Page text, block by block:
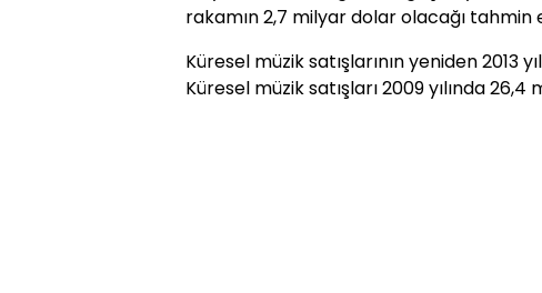
rakamın 2,7 milyar dolar olacağı tahmin
Küresel müzik satışlarının yeniden 2013
Küresel müzik satışları 2009 yılında